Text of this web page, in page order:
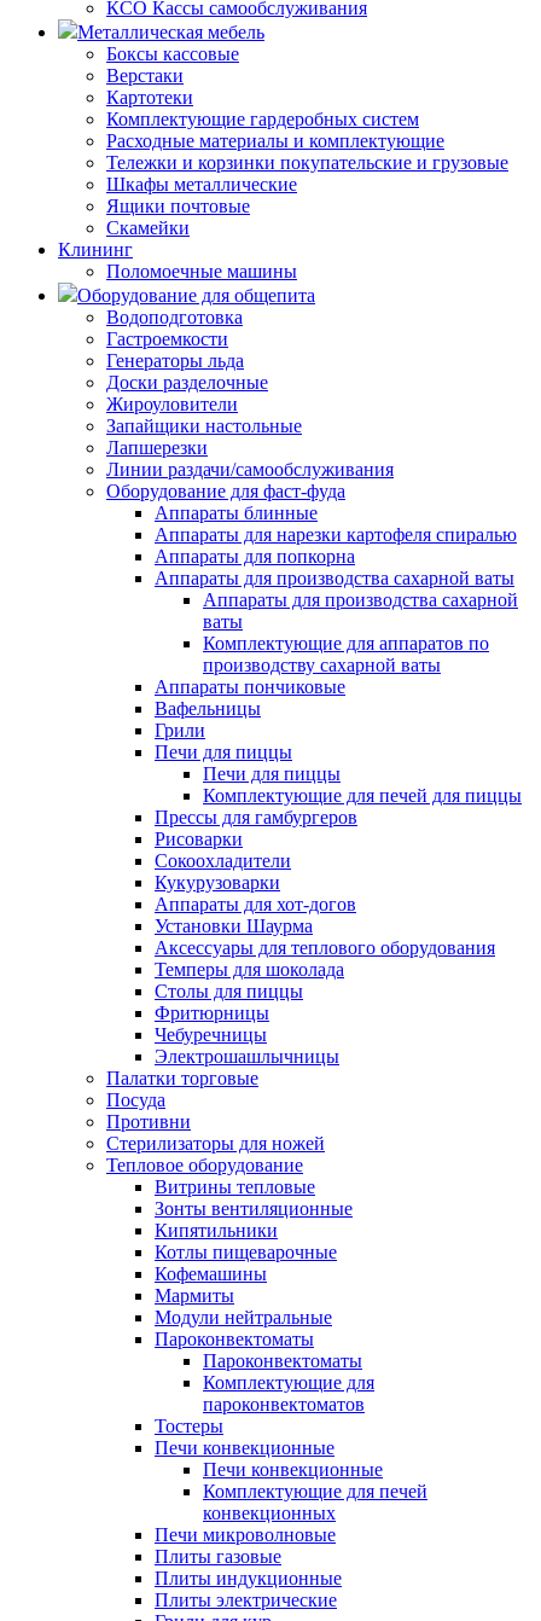
КСО Кассы самообслуживания
Металлическая мебель
Боксы кассовые
Верстаки
Картотеки
Комплектующие гардеробных систем
Расходные материалы и комплектующие
Тележки и корзинки покупательские и грузовые
Шкафы металлические
Ящики почтовые
Скамейки
Клининг
Поломоечные машины
Оборудование для общепита
Водоподготовка
Гастроемкости
Генераторы льда
Доски разделочные
Жироуловители
Запайщики настольные
Лапшерезки
Линии раздачи/самообслуживания
Оборудование для фаст-фуда
Аппараты блинные
Аппараты для нарезки картофеля спиралью
Аппараты для попкорна
Аппараты для производства сахарной ваты
Аппараты для производства сахарной
ваты
Комплектующие для аппаратов по
производству сахарной ваты
Аппараты пончиковые
Вафельницы
Грили
Печи для пиццы
Печи для пиццы
Комплектующие для печей для пиццы
Прессы для гамбургеров
Рисоварки
Сокоохладители
Кукурузоварки
Аппараты для хот-догов
Установки Шаурма
Аксессуары для теплового оборудования
Темперы для шоколада
Столы для пиццы
Фритюрницы
Чебуречницы
Электрошашлычницы
Палатки торговые
Посуда
Противни
Стерилизаторы для ножей
Тепловое оборудование
Витрины тепловые
Зонты вентиляционные
Кипятильники
Котлы пищеварочные
Кофемашины
Мармиты
Модули нейтральные
Пароконвектоматы
Пароконвектоматы
Комплектующие для
пароконвектоматов
Тостеры
Печи конвекционные
Печи конвекционные
Комплектующие для печей
конвекционных
Печи микроволновые
Плиты газовые
Плиты индукционные
Плиты электрические